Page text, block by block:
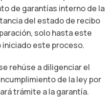
de garantías interno de la
del estado de recibo
solo hasta este
este proceso.
rehúse a diligenciar el
de la ley por
trámite a la garantía.